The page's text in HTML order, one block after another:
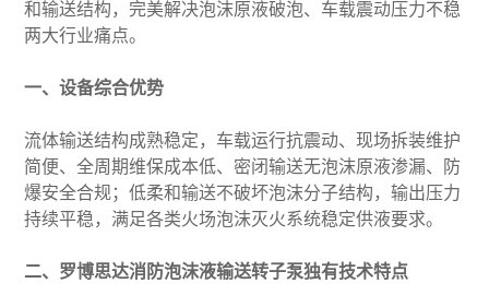
和输送结构，完美解决泡沫原液破泡、车载震动压力不稳
两大行业痛点。
一、设备综合优势
流体输送结构成熟稳定，车载运行抗震动、现场拆装维护
简便、全周期维保成本低、密闭输送无泡沫原液渗漏、防
爆安全合规；低柔和输送不破坏泡沫分子结构，输出压力
持续平稳，满足各类火场泡沫灭火系统稳定供液要求。
二、罗博思达消防泡沫液输送转子泵独有技术特点